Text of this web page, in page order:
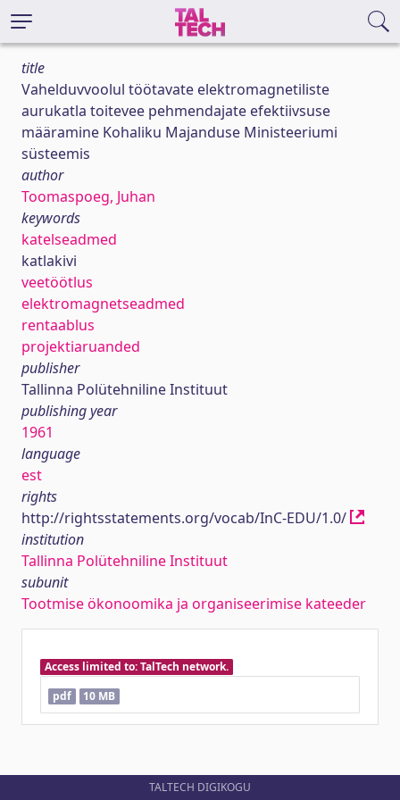
title
Vahelduvvoolul töötavate elektromagnetiliste
aurukatla toitevee pehmendajate efektiivsuse
määramine Kohaliku Majanduse Ministeeriumi
süsteemis
author
Toomaspoeg, Juhan
keywords
katelseadmed
katlakivi
veetöötlus
elektromagnetseadmed
rentaablus
projektiaruanded
publisher
Tallinna Polütehniline Instituut
publishing year
1961
language
est
rights
http://rightsstatements.org/vocab/InC-EDU/1.0/
institution
Tallinna Polütehniline Instituut
subunit
Tootmise ökonoomika ja organiseerimise kateeder
Access limited to: TalTech network.
pdf
10 MB
TALTECH DIGIKOGU